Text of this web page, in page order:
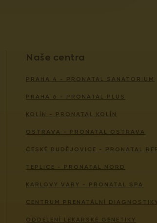
Naše centra
PRAHA 4 - PRONATAL SANATORIUM
PRAHA 6 - PRONATAL PLUS
KOLÍN - PRONATAL KOLÍN
OSTRAVA - PRONATAL OSTRAVA
ČESKÉ BUDĚJOVICE - PRONATAL
TEPLICE - PRONATAL NORD
KARLOVY VARY - PRONATAL SPA
CENTRUM PRENATÁLNÍ DIAGNOSTIKY
ODDĚLENÍ LÉKAŘSKÉ GENETIKY